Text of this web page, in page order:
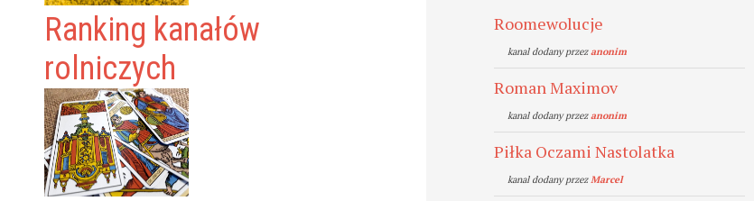
Ranking kanałów
rolniczych
Roomewolucje
kanal dodany przezanonim
Roman Maximov
kanal dodany przezanonim
Piłka Oczami Nastolatka
kanal dodany przezMarcel